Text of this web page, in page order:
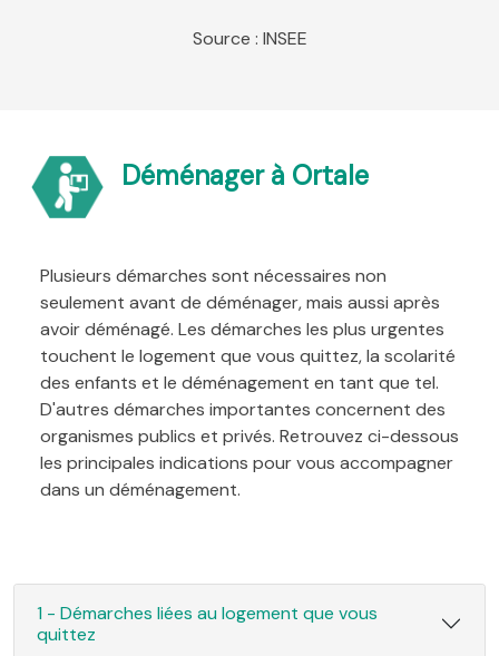
Source : INSEE
Déménager à Ortale
Plusieurs démarches sont nécessaires non
seulement avant de déménager, mais aussi après
avoir déménagé. Les démarches les plus urgentes
touchent le logement que vous quittez, la scolarité
des enfants et le déménagement en tant que tel.
D'autres démarches importantes concernent des
organismes publics et privés. Retrouvez ci-dessous
les principales indications pour vous accompagner
dans un déménagement.
1 - Démarches liées au logement que vous
quittez